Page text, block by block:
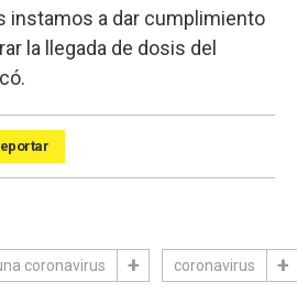
instamos a dar cumplimiento
la llegada de dosis del
coronavirus coronavirus